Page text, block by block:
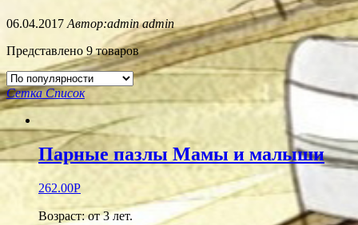
06.04.2017 Автор:admin admin
Представлено 9 товаров
Сетка Список
Парные пазлы Мамы и малыши
262.00Р
Возраст: от 3 лет.